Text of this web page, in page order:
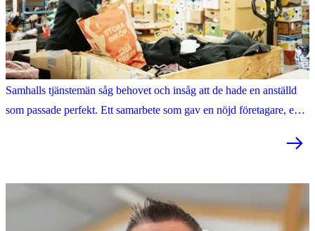
Second hand blev förstaval för Lizbeth
Majas Stöd Mot Barncancer Secondhand behövde medarbetare.
Samhalls tjänstemän såg behovet och insåg att de hade en anställd
som passade perfekt. Ett samarbete som gav en nöjd företagare, en